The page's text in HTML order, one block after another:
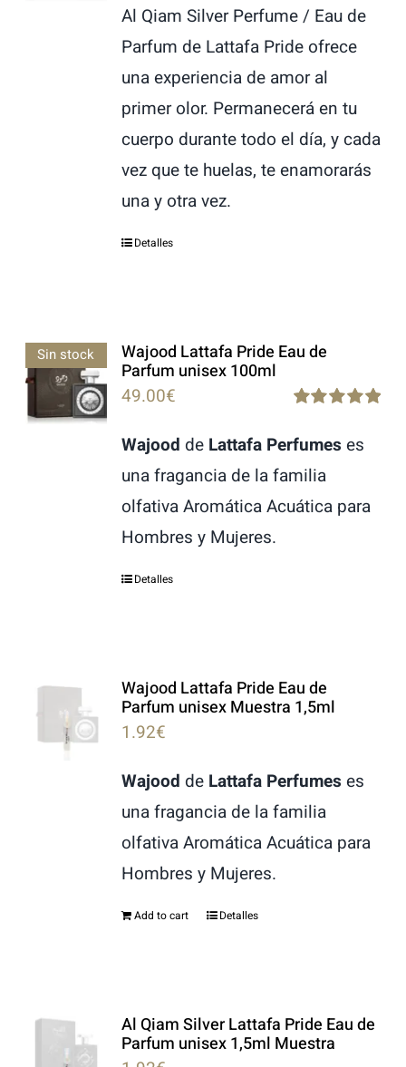
out of 5
Al Qiam Silver Perfume / Eau de
Parfum de Lattafa Pride ofrece
una experiencia de amor al
primer olor. Permanecerá en tu
cuerpo durante todo el día, y cada
vez que te huelas, te enamorarás
una y otra vez.
Detalles
Sin stock Wajood Lattafa Pride Eau de
Parfum unisex 100ml
out of 5
49.00€
Wajood de Lattafa Perfumes es
una fragancia de la familia
olfativa Aromática Acuática para
Hombres y Mujeres.
Detalles
Wajood Lattafa Pride Eau de
Parfum unisex Muestra 1,5ml
1.92€
Wajood de Lattafa Perfumes es
una fragancia de la familia
olfativa Aromática Acuática para
Hombres y Mujeres.
Add to cart Detalles
Al Qiam Silver Lattafa Pride Eau de
Parfum unisex 1,5ml Muestra